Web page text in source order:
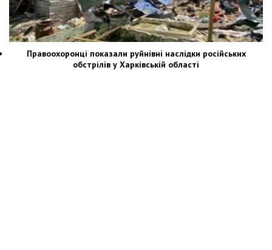
Правоохоронці показали руйнівні наслідки російських
обстрілів у Харківській області